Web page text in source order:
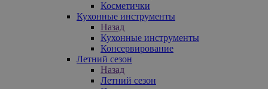
Косметички
Кухонные инструменты
Назад
Кухонные инструменты
Консервирование
Летний сезон
Назад
Летний сезон